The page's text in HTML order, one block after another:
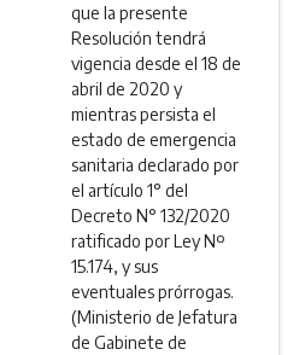
que la presente
Resolución tendrá
vigencia desde el 18 de
abril de 2020 y
mientras persista el
estado de emergencia
sanitaria declarado por
el artículo 1° del
Decreto N° 132/2020
ratificado por Ley Nº
15.174, y sus
eventuales prórrogas.
(Ministerio de Jefatura
de Gabinete de